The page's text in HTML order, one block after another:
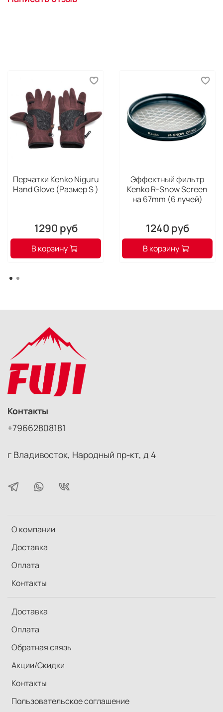
Перчатки Kenko Niguru
Hand Glove (Размер S )
1290 руб
В корзину
Эффектный фильтр
Kenko R-Snow Screen
на 67mm (6 лучей)
1240 руб
В корзину
О компании
Доставка
Оплата
Контакты
Доставка
Оплата
Обратная связь
Акции/Скидки
Контакты
Пользовательское соглашение
Контакты
+79662808181
г Владивосток, Народный пр-кт, д 4